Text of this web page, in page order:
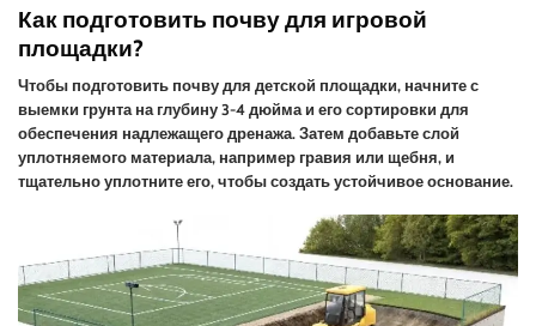
Как подготовить почву для игровой
площадки?
Чтобы подготовить почву для детской площадки, начните с
выемки грунта на глубину 3-4 дюйма и его сортировки для
обеспечения надлежащего дренажа. Затем добавьте слой
уплотняемого материала, например гравия или щебня, и
тщательно уплотните его, чтобы создать устойчивое основание.